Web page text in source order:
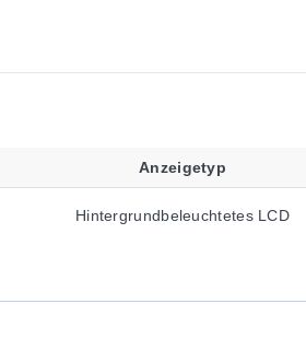
Anzeigetyp
Hintergrundbeleuchtetes LCD